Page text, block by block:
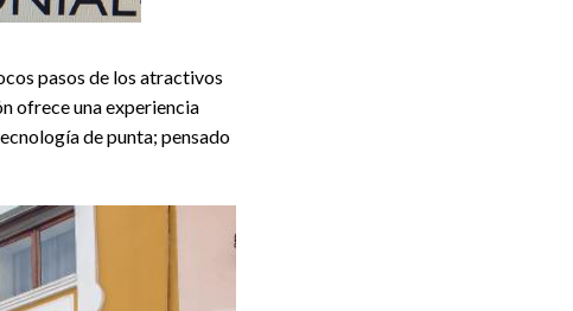
pasos de los atractivos
ofrece una experiencia
de punta; pensado